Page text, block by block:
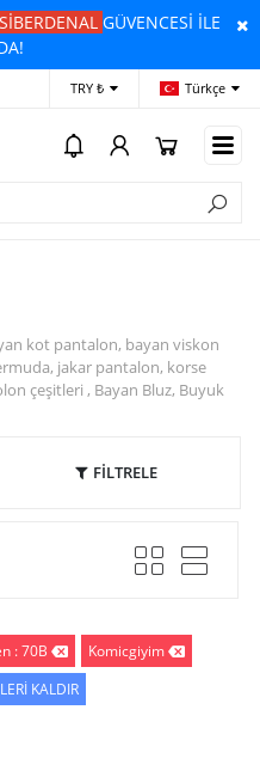
SİBERDENALGÜVENCESİ İLE
TRY ₺ Türkçe
kot pantalon, bayan viskon
jakar pantalon, korse
çeşitleri , Bayan Bluz, Buyuk
FİLTRELE
: 70B
Komicgiyim
KALDIR